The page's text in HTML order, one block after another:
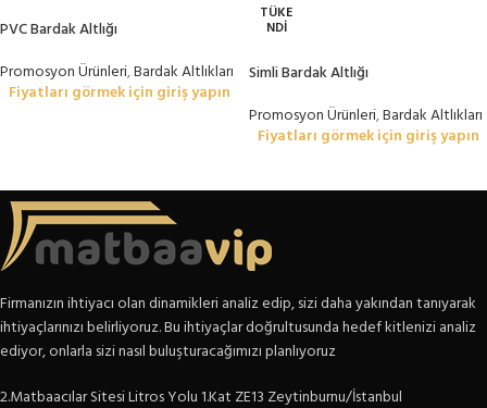
PVC Bardak Altlığı
Promosyon Ürünleri,Bardak Altlıkları
Fiyatları görmek için giriş yapın
TÜKE
NDI
Simli Bardak Altlığı
Promosyon Ürünleri,Bardak Altlıkları
Fiyatları görmek için giriş yapın
Firmanızın ihtiyacı olan dinamikleri analiz edip, sizi daha yakından tanıyarak
ihtiyaçlarınızı belirliyoruz. Bu ihtiyaçlar doğrultusunda hedef kitlenizi analiz
ediyor, onlarla sizi nasıl buluşturacağımızı planlıyoruz
2.Matbaacılar Sitesi Litros Yolu 1.Kat ZE13 Zeytinburnu/İstanbul